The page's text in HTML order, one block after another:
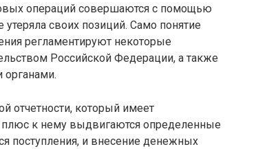
операций совершаются с помощью
своих позиций. Само понятие
регламентируют некоторые
Российской Федерации, а также
отчетности, который имеет
плюс к нему выдвигаются определенные
поступления, и внесение денежных